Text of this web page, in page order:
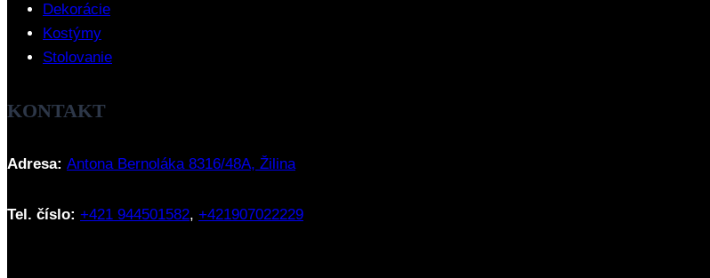
Dekorácie
Kostýmy
Stolovanie
KONTAKT
Adresa: Antona Bernoláka 8316/48A, Žilina
Tel. číslo: +421 944501582, +421907022229